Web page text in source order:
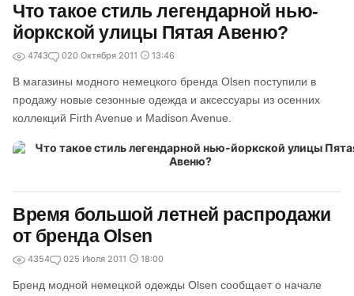
Что такое стиль легендарной нью-
йоркской улицы Пятая Авеню?
4743 020 Октября 2011 13:46
В магазины модного немецкого бренда Olsen поступили в
продажу новые сезонные одежда и аксессуары из осенних
коллекций Firth Avenue и Madison Avenue.
Время большой летней распродажи
от бренда Olsen
4354 025 Июля 2011 18:00
Бренд модной немецкой одежды Olsen сообщает о начале